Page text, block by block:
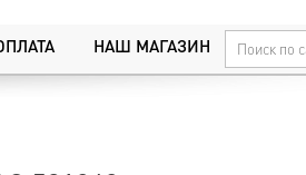
НАШ МАГАЗИН